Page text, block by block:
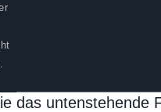
das untenstehende